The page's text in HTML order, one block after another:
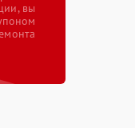
вы